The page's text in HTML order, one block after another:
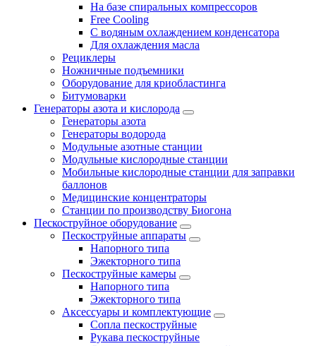
На базе спиральных компрессоров
Free Cooling
С водяным охлаждением конденсатора
Для охлаждения масла
Рециклеры
Ножничные подъемники
Оборудование для криобластинга
Битумоварки
Генераторы азота и кислорода
Генераторы азота
Генераторы водорода
Модульные азотные станции
Модульные кислородные станции
Мобильные кислородные станции для заправки
баллонов
Медицинские концентраторы
Станции по производству Биогона
Пескоструйное оборудование
Пескоструйные аппараты
Напорного типа
Эжекторного типа
Пескоструйные камеры
Напорного типа
Эжекторного типа
Аксессуары и комплектующие
Сопла пескоструйные
Рукава пескоструйные